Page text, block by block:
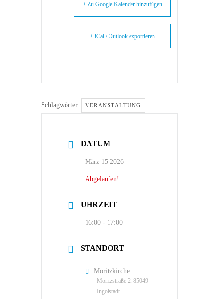
+ Zu Google Kalender hinzufügen
+ iCal / Outlook exportieren
Schlagwörter: VERANSTALTUNG
DATUM
März 15 2026
Abgelaufen!
UHRZEIT
16:00 - 17:00
STANDORT
Moritzkirche
Moritzstraße 2, 85049
Ingolstadt